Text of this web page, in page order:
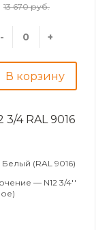
13 670 руб.
- +
В корзину
4 RAL 9016
(RAL 9016)
— N12 3/4''